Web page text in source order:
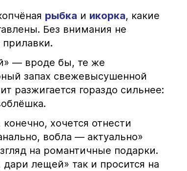
рыбка и икорка, какие
Без внимания не
— вроде бы, те же
запах свежевысушенной
разжигается гораздо сильнее:
хочется отнести
вобла — актуально»
на романтичные подарки.
лещей» так и просится на